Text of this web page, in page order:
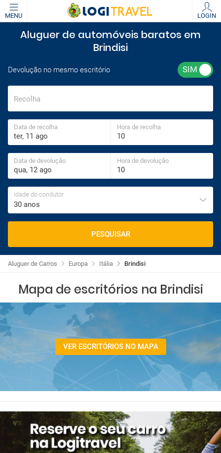
MENU LOGIN
Aluguer de automóveis baratos em
Brindisi
Devolução no mesmo escritório
Recolha
Data de recolha Hora de recolha
Data de devolução Hora de devolução
Idade do condutor
30 anos
PESQUISAR
Brindisi
Itália
Europa
Aluguer de Carros
Mapa de escritórios na Brindisi
VER ESCRITÓRIOS NO MAPA